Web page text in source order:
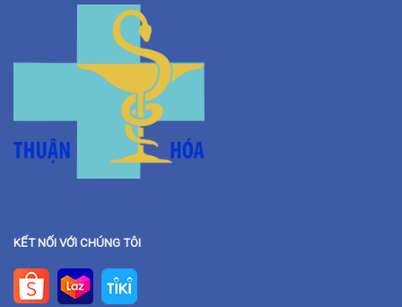
KẾT NỐI VỚI CHÚNG TÔI